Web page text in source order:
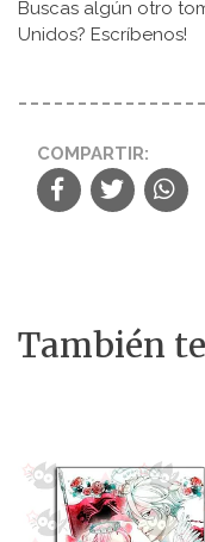
Buscas algún otro
Unidos? Escríbenos!
COMPARTIR:
También